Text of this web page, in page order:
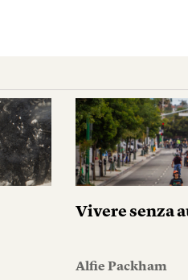
Vivere senza
Alfie Packham